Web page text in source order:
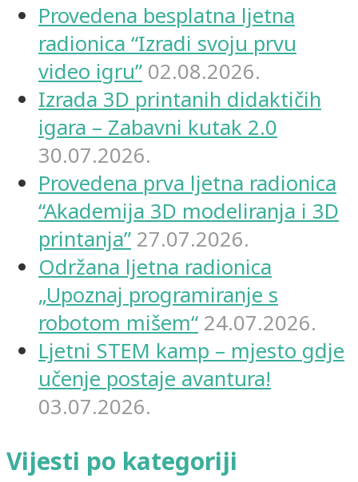
Provedena besplatna ljetna
radionica “Izradi svoju prvu
video igru” 02.08.2026.
Izrada 3D printanih didaktičih
igara – Zabavni kutak 2.0
30.07.2026.
Provedena prva ljetna radionica
“Akademija 3D modeliranja i 3D
printanja” 27.07.2026.
Održana ljetna radionica
„Upoznaj programiranje s
robotom mišem“ 24.07.2026.
Ljetni STEM kamp – mjesto gdje
učenje postaje avantura!
03.07.2026.
Vijesti po kategoriji